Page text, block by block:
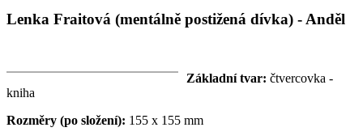
Lenka Fraitová (mentálně postižená dívka) - Anděl
Základní tvar: čtvercovka -
kniha
Rozměry (po složení): 155 x 155 mm